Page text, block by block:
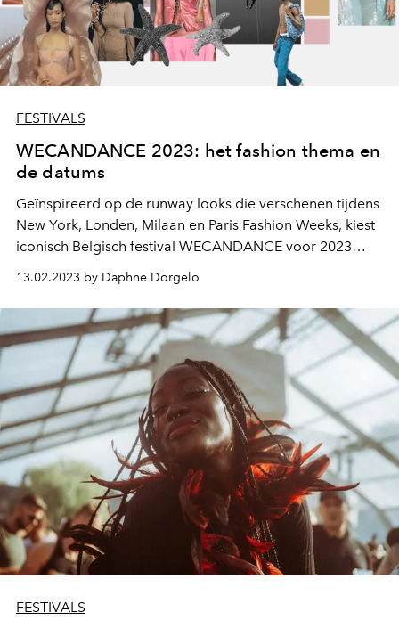
FESTIVALS
WECANDANCE 2023: het fashion thema en
de datums
Geïnspireerd op de runway looks die verschenen tijdens
New York, Londen, Milaan en Paris Fashion Weeks, kiest
iconisch Belgisch festival WECANDANCE voor 2023
voor een hot and happening thema.
13.02.2023 by Daphne Dorgelo
FESTIVALS